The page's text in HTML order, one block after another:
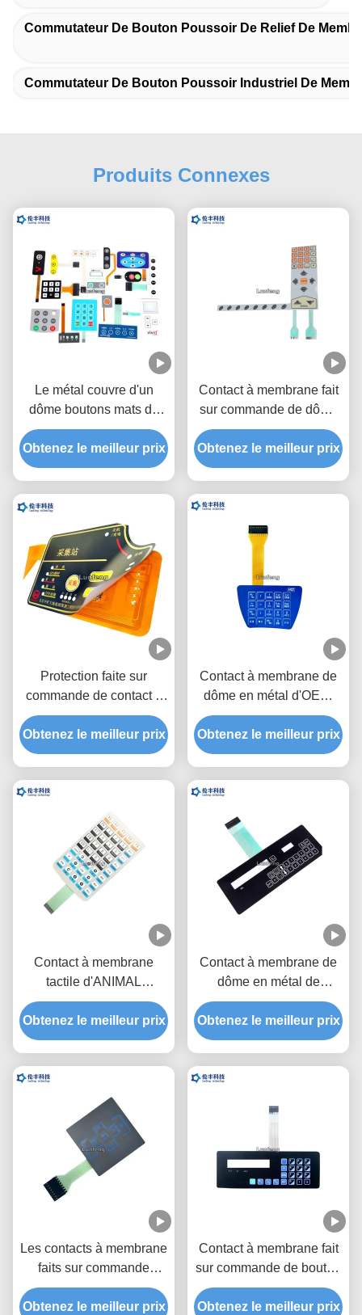
Commutateur De Bouton Poussoir De Relief De
Commutateur De Bouton Poussoir Industriel De
Produits Connexes
Le métal couvre d'un
dôme boutons mats de
commutateur de clavier
de membrane/brillants
faits sur commande
Obtenez le meilleur prix
Contact à membrane fait
sur commande de dôme
en métal de polyester,
commutateur tactile de
dôme en métal de deux
Obtenez le meilleur prix
Protection faite sur
commande de contact à
membrane de polyester
pour détecter l'instrument
Obtenez le meilleur prix
Contact à membrane de
dôme en métal d'OEM,
commutateur tactile de
dôme en métal de
lancement de 1.0mm
Obtenez le meilleur prix
Contact à membrane
tactile d'ANIMAL
FAMILIER, OEM tactile
de commutateur de dôme
en métal
Obtenez le meilleur prix
Contact à membrane de
dôme en métal de
l'Autotype F150, clavier
numérique tactile de
commutateur d'ANIMAL
Obtenez le meilleur prix
Les contacts à membrane
faits sur commande
imperméables de haute
performance CHOIENT le
Obtenez le meilleur prix
Contact à membrane fait
sur commande de bouton
de polyester avec le
connecteur de 2.54mm
Obtenez le meilleur prix